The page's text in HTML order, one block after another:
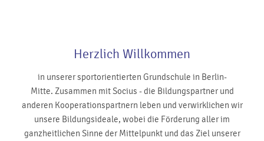
Herzlich Willkommen
in unserer sportorientierten Grundschule in Berlin-
Mitte. Zusammen mit Socius - die Bildungspartner und
anderen Kooperationspartnern leben und verwirklichen wir
unsere Bildungsideale, wobei die Förderung aller im
ganzheitlichen Sinne der Mittelpunkt und das Ziel unserer